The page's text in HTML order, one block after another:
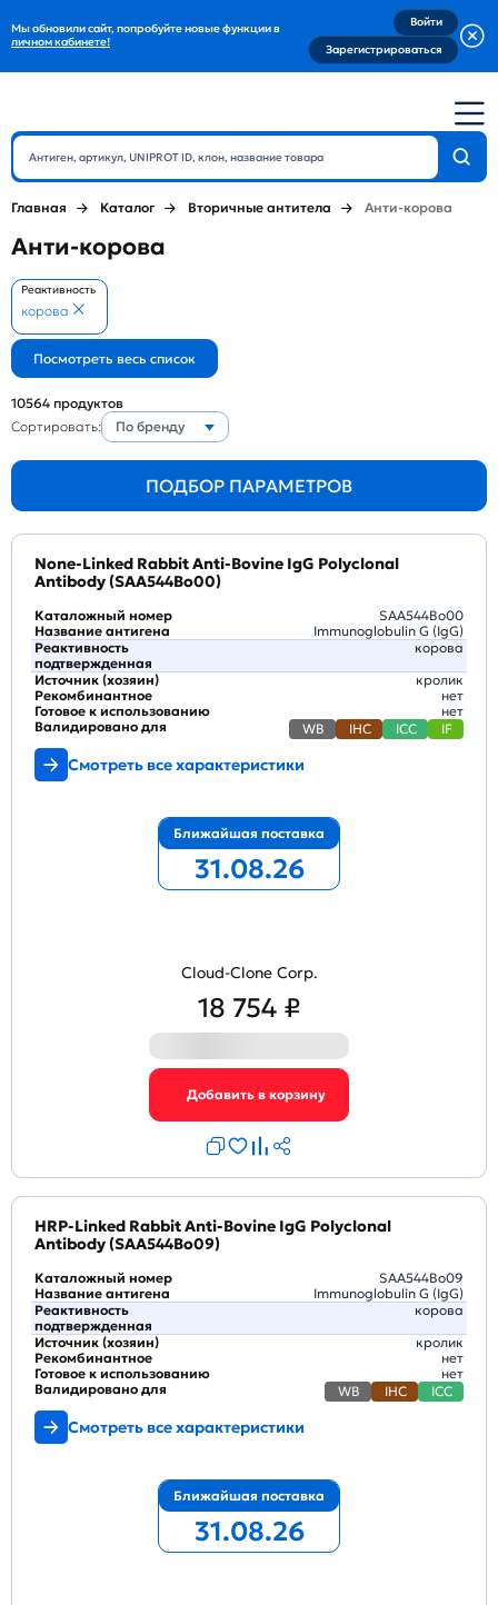
Мы обновили сайт, попробуйте новые функции в
личном кабинете!
Войти
Зарегистрироваться
Главная Каталог Вторичные антитела Анти-корова
Анти-корова
Реактивность
корова
10564 продуктов
Сортировать:
По бренду
None-Linked Rabbit Anti-Bovine IgG Polyclonal
Antibody (SAA544Bo00)
Каталожный номер
SAA544Bo00
Название антигена
Immunoglobulin G (IgG)
Реактивность
подтвержденная
корова
Источник (хозяин)
кролик
Рекомбинантное
нет
Готовое к использованию
нет
Валидировано для
WB IHC ICC IF
Смотреть все характеристики
Ближайшая поставка
31.08.26
Cloud-Clone Corp.
18 754 ₽
HRP-Linked Rabbit Anti-Bovine IgG Polyclonal
Antibody (SAA544Bo09)
Каталожный номер
SAA544Bo09
Название антигена
Immunoglobulin G (IgG)
Реактивность
подтвержденная
корова
Источник (хозяин)
кролик
Рекомбинантное
нет
Готовое к использованию
нет
Валидировано для
WB IHC ICC
Смотреть все характеристики
Ближайшая поставка
31.08.26
ПОДБОР ПАРАМЕТРОВ